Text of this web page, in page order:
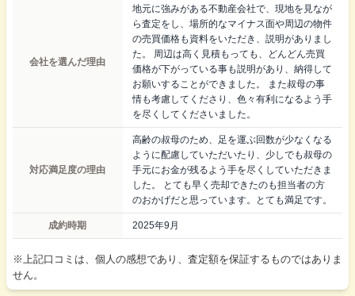
会社を選んだ理由
地元に強みがある不動産会社で、現地を見なが
ら査定をし、場所的なマイナス面や周辺の物件
の売買価格も資料をいただき、説明がありまし
た。 周辺は高く見積もっても、どんどん売買
価格が下がっている事も説明があり、納得して
お願いすることができました。 また叔母の事
情も考慮してくださり、色々有利になるよう手
を尽くしてくださいました。
対応満足度の理由
高齢の叔母のため、足を運ぶ回数が少なくなる
ように配慮していただいたり、少しでも叔母の
手元にお金が残るよう手を尽くしていただきま
した。 とても早く売却できたのも担当者の方
のおかげだと思っています。とても満足です。
成約時期 2025年9月
※上記口コミは、個人の感想であり、査定額を保証するものではありま
せん。